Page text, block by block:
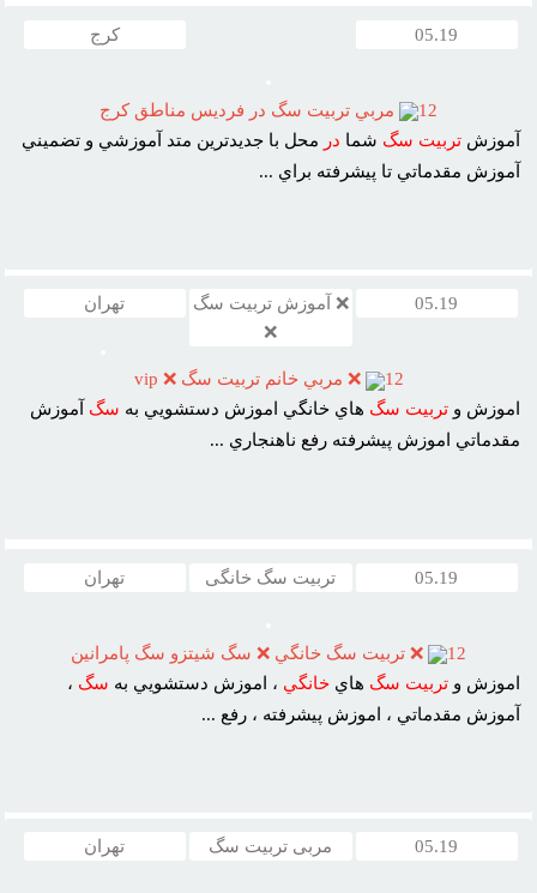
05.19 کرج
12
مربي تربيت سگ در فرديس مناطق کرج
آموزشتربيت سگ شما در محل با جديدترين متد آموزشي و تضميني
آموزش مقدماتي تا پيشرفته براي ...
05.19
❌ آموزش تربیت سگ
❌
تهران
12
❌ مربي خانم تربيت سگ ❌ vip
اموزش وتربيت سگ هاي خانگي اموزش دستشويي به سگ آموزش
مقدماتي اموزش پيشرفته رفع ناهنجاري ...
05.19 تربیت سگ خانگی تهران
12
❌ تربيت سگ خانگي ❌ سگ شيتزو سگ پامرانين
اموزش وتربيت سگ هايخانگي ، اموزش دستشويي به سگ ،
آموزش مقدماتي ، اموزش پيشرفته ، رفع ...
05.19 مربی تربیت سگ تهران